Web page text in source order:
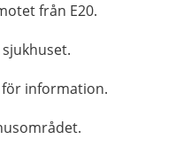
från E20.
för information.